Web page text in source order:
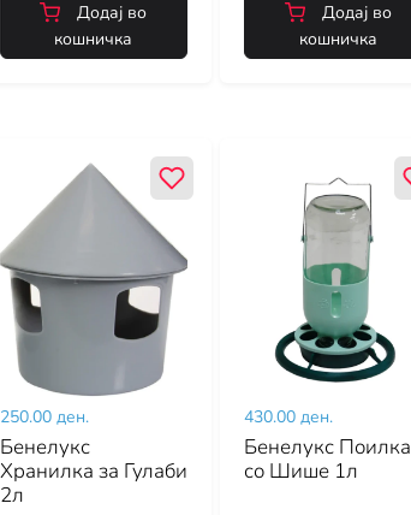
Додај во
кошничка
Додај во
кошничка
250.00 ден.
Бенелукс
Хранилка за Гулаби
2л
430.00 ден.
Бенелукс Поилка
со Шише 1л